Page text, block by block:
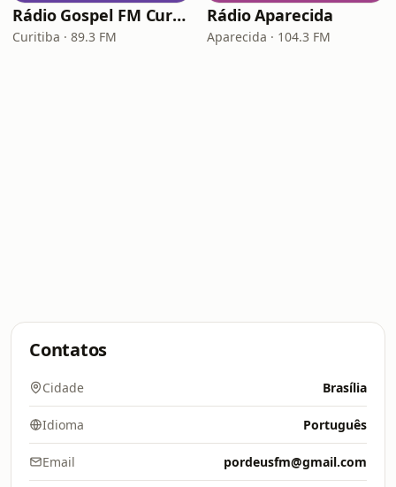
Rádio Gospel FM Curitiba
Curitiba · 89.3 FM
Rádio Aparecida
Aparecida · 104.3 FM
Contatos
Cidade Brasília
Idioma Português
Email pordeusfm@gmail.com